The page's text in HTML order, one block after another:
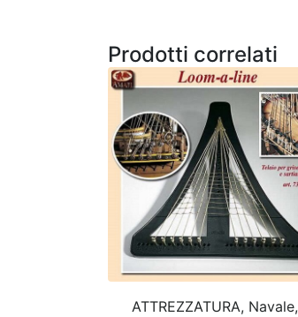
Prodotti correlati
ATTREZZATURA, Navale,